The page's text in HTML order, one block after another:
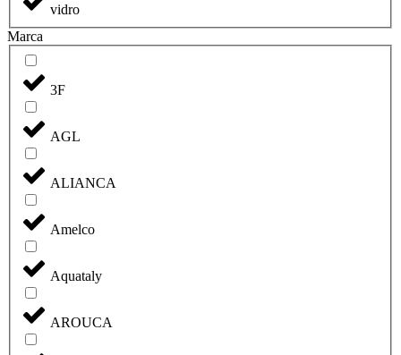
vidro
Marca
3F
AGL
ALIANCA
Amelco
Aquataly
AROUCA